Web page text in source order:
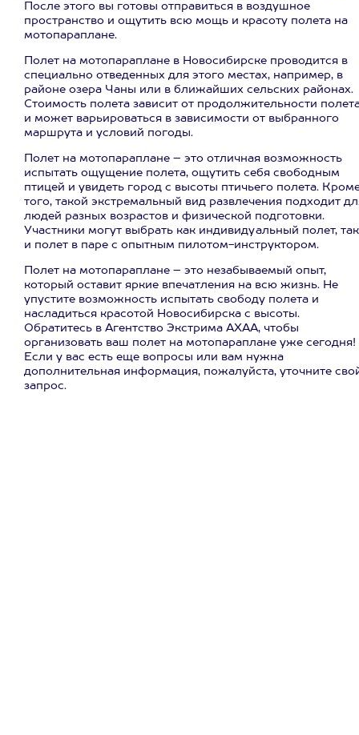
После этого вы готовы отправиться в воздушное
пространство и ощутить всю мощь и красоту полета на
мотопараплане.
Полет на мотопараплане в Новосибирске проводится в
специально отведенных для этого местах, например, в
районе озера Чаны или в ближайших сельских районах.
Стоимость полета зависит от продолжительности
и может варьироваться в зависимости от выбранного
маршрута и условий погоды.
Полет на мотопараплане – это отличная возможность
испытать ощущение полета, ощутить себя свободным
птицей и увидеть город с высоты птичьего полета.
того, такой экстремальный вид развлечения подходит
людей разных возрастов и физической подготовки.
Участники могут выбрать как индивидуальный полет, так
и полет в паре с опытным пилотом-инструктором.
Полет на мотопараплане – это незабываемый опыт,
который оставит яркие впечатления на всю жизнь. Не
упустите возможность испытать свободу полета и
насладиться красотой Новосибирска с высоты.
Обратитесь в Агентство Экстрима АХАА, чтобы
организовать ваш полет на мотопараплане уже сегодня!
Если у вас есть еще вопросы или вам нужна
дополнительная информация, пожалуйста, уточните
запрос.